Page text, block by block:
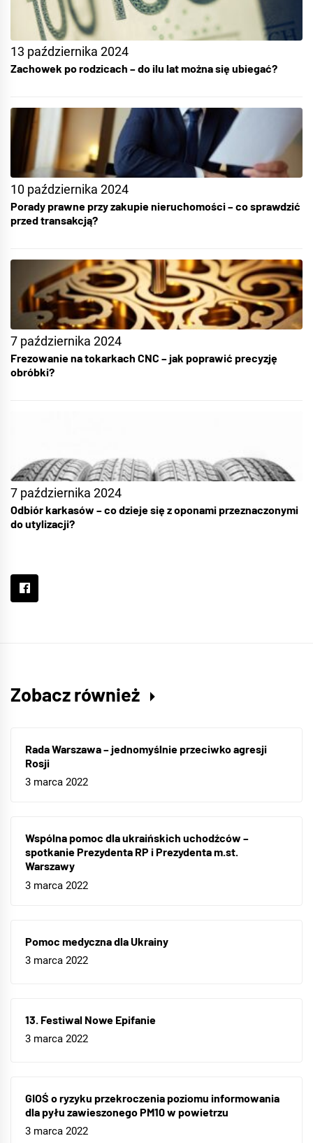
13 października 2024
Zachowek po rodzicach – do ilu lat można się ubiegać?
10 października 2024
Porady prawne przy zakupie nieruchomości – co sprawdzić
przed transakcją?
7 października 2024
Frezowanie na tokarkach CNC – jak poprawić precyzję
obróbki?
7 października 2024
Odbiór karkasów – co dzieje się z oponami przeznaczonymi
do utylizacji?
Zobacz również
Rada Warszawa – jednomyślnie przeciwko agresji
Rosji
3 marca 2022
Wspólna pomoc dla ukraińskich uchodźców –
spotkanie Prezydenta RP i Prezydenta m.st.
Warszawy
3 marca 2022
Pomoc medyczna dla Ukrainy
3 marca 2022
13. Festiwal Nowe Epifanie
3 marca 2022
GIOŚ o ryzyku przekroczenia poziomu informowania
dla pyłu zawieszonego PM10 w powietrzu
3 marca 2022